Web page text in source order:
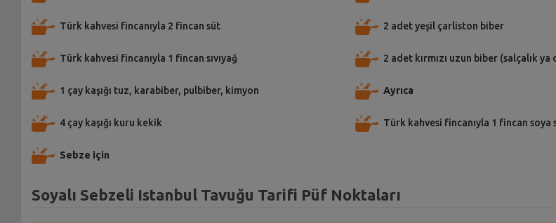
Türk kahvesi fincanıyla 2 fincan süt
Türk kahvesi fincanıyla 1 fincan sıvıyağ
1 çay kaşığı tuz, karabiber, pulbiber, kimyon
4 çay kaşığı kuru kekik
Sebze için
2 adet yeşil çarliston biber
2 adet kırmızı uzun biber (salçalık
Ayrıca
Türk kahvesi fincanıyla 1 fincan soya
Soyalı Sebzeli Istanbul Tavuğu Tarifi Püf Noktaları